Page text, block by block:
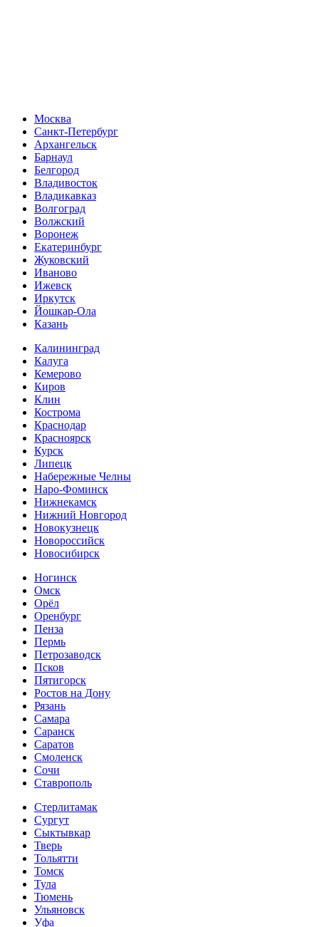
Москва
Санкт-Петербург
Архангельск
Барнаул
Белгород
Владивосток
Владикавказ
Волгоград
Волжский
Воронеж
Екатеринбург
Жуковский
Иваново
Ижевск
Иркутск
Йошкар-Ола
Казань
Калининград
Калуга
Кемерово
Киров
Клин
Кострома
Краснодар
Красноярск
Курск
Липецк
Набережные Челны
Наро-Фоминск
Нижнекамск
Нижний Новгород
Новокузнецк
Новороссийск
Новосибирск
Ногинск
Омск
Орёл
Оренбург
Пенза
Пермь
Петрозаводск
Псков
Пятигорск
Ростов на Дону
Рязань
Самара
Саранск
Саратов
Смоленск
Сочи
Ставрополь
Стерлитамак
Сургут
Сыктывкар
Тверь
Тольятти
Томск
Тула
Тюмень
Ульяновск
Уфа